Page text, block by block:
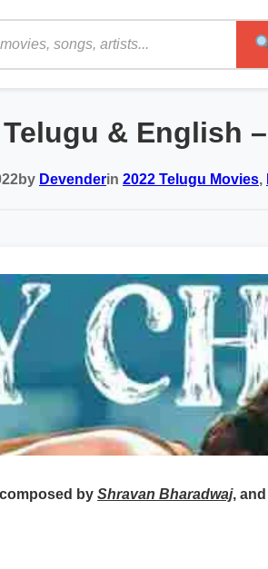
& English
by Devenderin 2022 Telugu Movies,
by Shravan Bharadwaj,